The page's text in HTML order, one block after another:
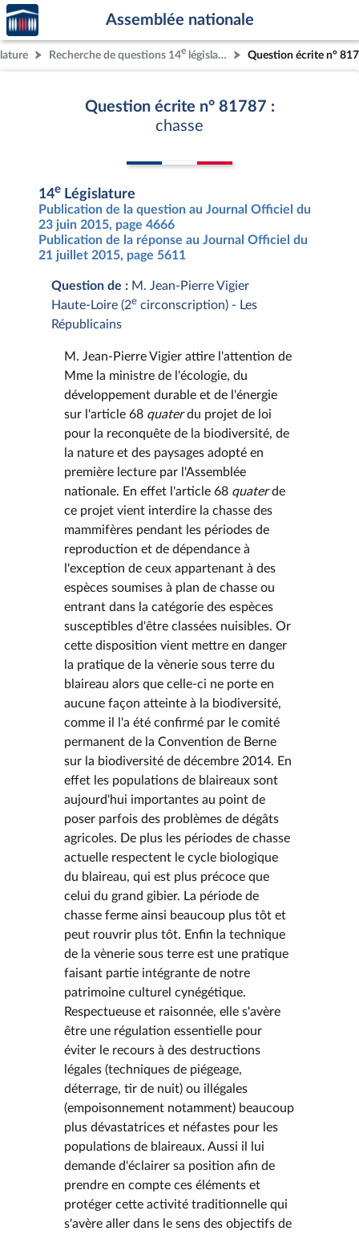
Aller au contenu
Aller en bas de la page
Accèder
à la
page
d'accueil
Assemblée nationale
Recherche de questions 14e législature Question écrite n°
Question écrite n° 81787 :
chasse
14e Législature
Publication de la question au Journal Officiel du
23 juin 2015, page 4666
Publication de la réponse au Journal Officiel du
21 juillet 2015, page 5611
Question de : M. Jean-Pierre Vigier
Haute-Loire (2e circonscription) - Les
Républicains
M. Jean-Pierre Vigier attire l'attention de
Mme la ministre de l'écologie, du
développement durable et de l'énergie
sur l'article 68 quaterdu projet de loi
pour la reconquête de la biodiversité, de
la nature et des paysages adopté en
première lecture par l'Assemblée
nationale. En effet l'article 68 quaterde
ce projet vient interdire la chasse des
mammifères pendant les périodes de
reproduction et de dépendance à
l'exception de ceux appartenant à des
espèces soumises à plan de chasse ou
entrant dans la catégorie des espèces
susceptibles d'être classées nuisibles. Or
cette disposition vient mettre en danger
la pratique de la vènerie sous terre du
blaireau alors que celle-ci ne porte en
aucune façon atteinte à la biodiversité,
comme il l'a été confirmé par le comité
permanent de la Convention de Berne
sur la biodiversité de décembre 2014. En
effet les populations de blaireaux sont
aujourd'hui importantes au point de
poser parfois des problèmes de dégâts
agricoles. De plus les périodes de chasse
actuelle respectent le cycle biologique
du blaireau, qui est plus précoce que
celui du grand gibier. La période de
chasse ferme ainsi beaucoup plus tôt et
peut rouvrir plus tôt. Enfin la technique
de la vènerie sous terre est une pratique
faisant partie intégrante de notre
patrimoine culturel cynégétique.
Respectueuse et raisonnée, elle s'avère
être une régulation essentielle pour
éviter le recours à des destructions
légales (techniques de piégeage,
déterrage, tir de nuit) ou illégales
(empoisonnement notamment) beaucoup
plus dévastatrices et néfastes pour les
populations de blaireaux. Aussi il lui
demande d'éclairer sa position afin de
prendre en compte ces éléments et
protéger cette activité traditionnelle qui
s'avère aller dans le sens des objectifs de